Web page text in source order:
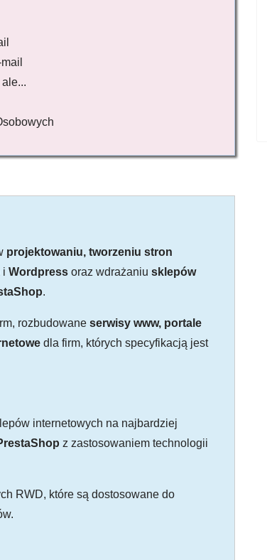
projektowaniu, tworzeniu stron
i Wordpress oraz wdrażaniu sklepów
.
rozbudowane serwisy www, portale
dla firm, których specyfikacją jest
internetowych na najbardziej
z zastosowaniem technologii
RWD, które są dostosowane do